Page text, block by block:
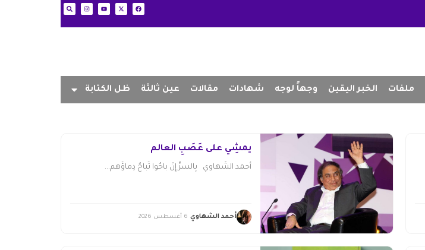
ملفات الخبر اليقين وجهاً لوجه شهادات مقالات عين ثالثة ظل الكتابة
يمشِي على عَصَبِ العالم
أحمد الشَّهاوي بِالسرِّ إِنْ باحُوا تُباحُ دِماؤُهم...
أحمد الشهاوي 6 أغسطس 2026